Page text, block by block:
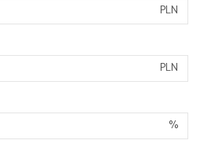
PLN
PLN
%